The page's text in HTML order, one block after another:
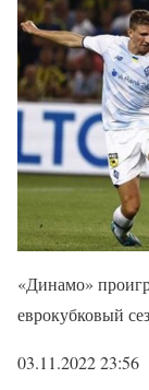
«Динамо»
еврокубковый
03.11.2022 23:56